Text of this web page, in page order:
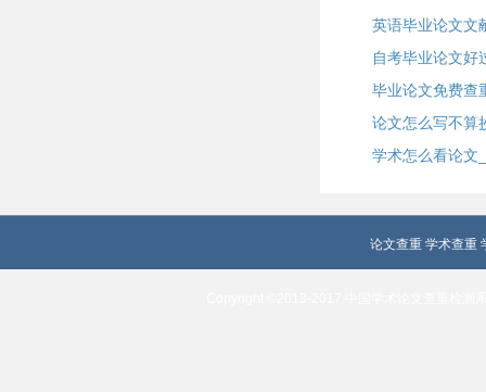
英语毕业论文文
自考毕业论文好
毕业论文免费查
论文怎么写不算
学术怎么看论文
论文查重 学术查重